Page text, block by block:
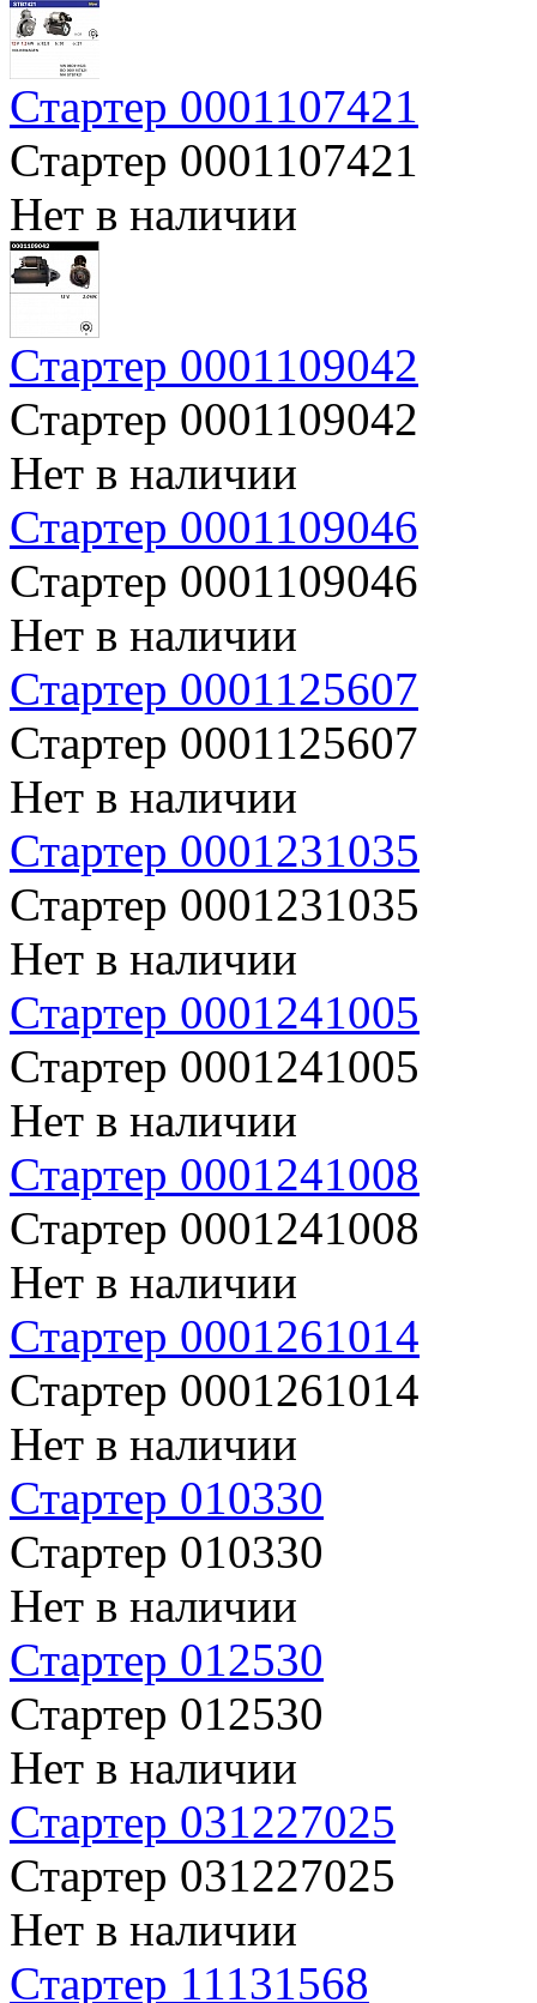
Стартер 0001107421
Стартер 0001107421
Нет в наличии
Стартер 0001109042
Стартер 0001109042
Нет в наличии
Стартер 0001109046
Стартер 0001109046
Нет в наличии
Стартер 0001125607
Стартер 0001125607
Нет в наличии
Стартер 0001231035
Стартер 0001231035
Нет в наличии
Стартер 0001241005
Стартер 0001241005
Нет в наличии
Стартер 0001241008
Стартер 0001241008
Нет в наличии
Стартер 0001261014
Стартер 0001261014
Нет в наличии
Стартер 010330
Стартер 010330
Нет в наличии
Стартер 012530
Стартер 012530
Нет в наличии
Стартер 031227025
Стартер 031227025
Нет в наличии
Стартер 11131568